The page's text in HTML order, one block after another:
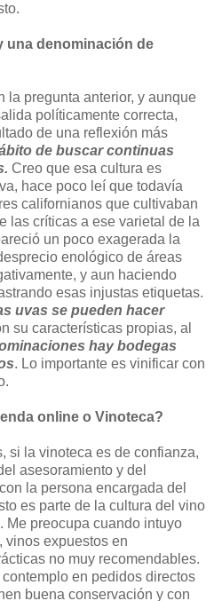
una denominación de
la pregunta anterior, y aunque
políticamente correcta,
de una reflexión más
de buscar continuas
Creo que esa cultura es
hace poco leí que todavía
californianos que cultivaban
las críticas a ese varietal de la
un poco exagerada la
enológico de áreas
y aun haciendo
esas injustas etiquetas.
uvas se pueden hacer
su características propias, al
hay bodegas
. Lo importante es vinificar con
online o Vinoteca?
si la vinoteca es de confianza,
asesoramiento y del
la persona encargada del
es parte de la cultura del vino
Me preocupa cuando intuyo
vinos expuestos en
no muy recomendables.
en pedidos directos
buena conservación y con